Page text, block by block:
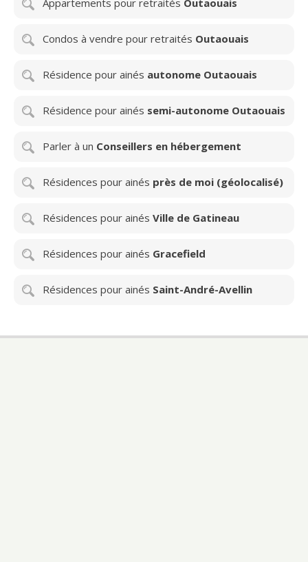
Condos à vendre pour retraités Outaouais
Résidence pour ainés autonome Outaouais
Résidence pour ainés semi-autonome Outaouais
Parler à un Conseillers en hébergement
Résidences pour ainés près de moi (géolocalisé)
Résidences pour ainés Ville de Gatineau
Résidences pour ainés Gracefield
Résidences pour ainés Saint-André-Avellin